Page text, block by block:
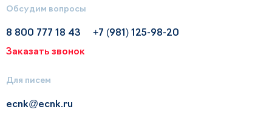
Обсудим вопросы
8 800 777 18 43
+7 (981) 125-98-20
Заказать звонок
Для писем
ecnk@ecnk.ru